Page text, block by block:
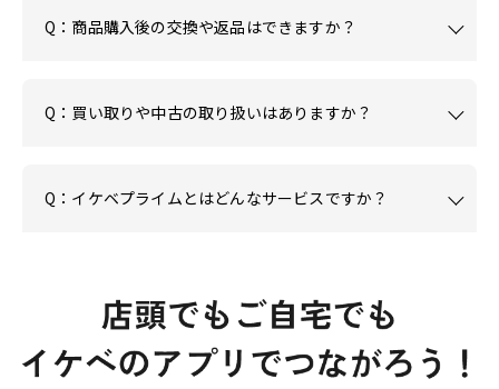
Q：商品購入後の交換や返品はできますか？
Q：買い取りや中古の取り扱いはありますか？
Q：イケベプライムとはどんなサービスですか？